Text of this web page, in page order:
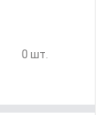
0 шт.